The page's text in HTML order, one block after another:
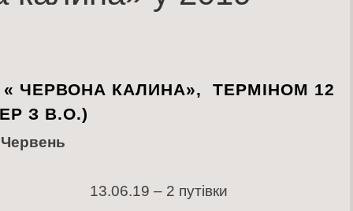
« ЧЕРВОНА КАЛИНА», ТЕРМІНОМ 12
З В.О.)
13.06.19 – 2 путівки